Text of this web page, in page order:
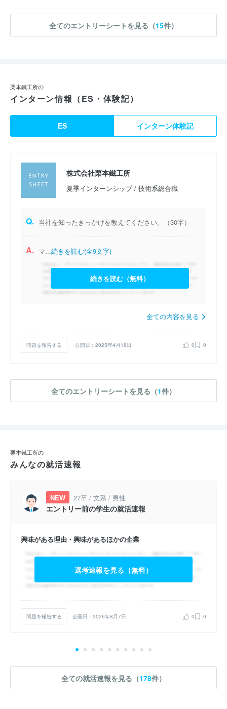
全てのエントリーシートを見る（15件）
栗本鐵工所の
インターン情報（ES・体験記）
ES インターン体験記
株式会社栗本鐵工所
夏季インターンシップ / 技術系総合職
Q. 当社を知ったきっかけを教えてください。（30字）
A. マ...続きを読む(全9文字)
続きを読む（無料）
全ての内容を見る
問題を報告する 公開日：2025年4月18日 0 0
全てのエントリーシートを見る（1件）
栗本鐵工所の
みんなの就活速報
NEW 27卒 / 文系 / 男性
エントリー前の学生の就活速報
興味がある理由・興味があるほかの企業
選考速報を見る（無料）
問題を報告する 公開日：2026年8月7日 0 0
全ての就活速報を見る（178件）